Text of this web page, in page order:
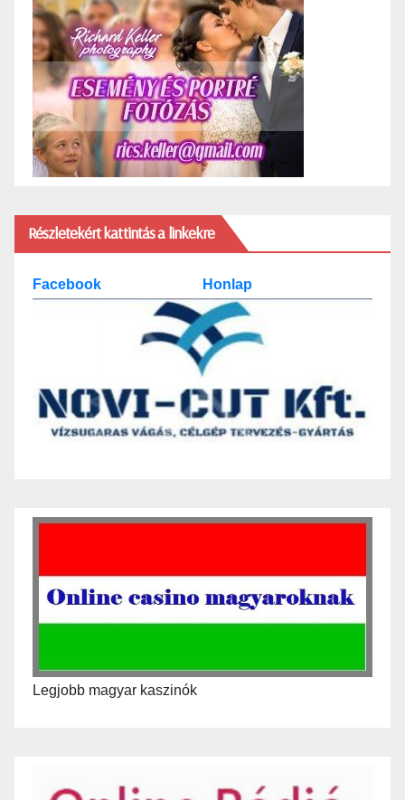
Részletekért kattintás a linkekre
Facebook Honlap
Legjobb magyar kaszinók